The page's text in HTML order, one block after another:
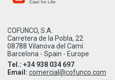
COFUNCO, S.A.
Carretera de la Pobla, 22
08788 Vilanova del Camí
Barcelona - Spain - Europe
Tel.: +34 938 034 697
Email: comercial@cofunco.com